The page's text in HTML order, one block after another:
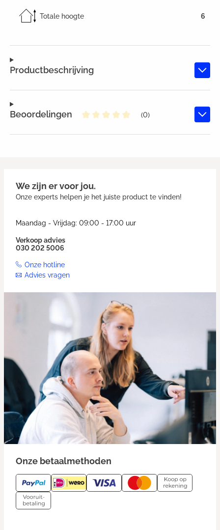
Productbeschrijving
Beoordelingen
(0)
Totale hoogte 6
We zijn er voor jou.
Onze experts helpen je het juiste product te vinden!
Maandag - Vrijdag: 09:00 - 17:00 uur
Verkoop advies
030 202 5006
Onze hotline
Advies vragen
Onze betaalmethoden